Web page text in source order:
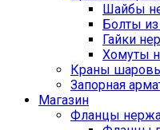
Шайбы
Болты
Гайки
Хомуты
Краны
Запорная
Магазин
Фланцы